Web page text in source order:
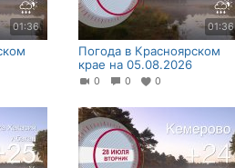
01:36 01:36
Погода в Красноярском
крае на 05.08.2026
0 0 0